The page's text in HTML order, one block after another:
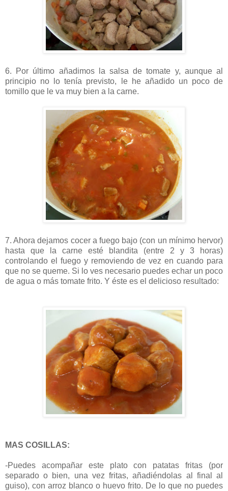
6. Por último añadimos la salsa de tomate y, aunque al
principio no lo tenía previsto, le he añadido un poco de
tomillo que le va muy bien a la carne.
7. Ahora dejamos cocer a fuego bajo (con un mínimo hervor)
hasta que la carne esté blandita (entre 2 y 3 horas)
controlando el fuego y removiendo de vez en cuando para
que no se queme. Si lo ves necesario puedes echar un poco
de agua o más tomate frito. Y éste es el delicioso resultado:
MAS COSILLAS:
-Puedes acompañar este plato con patatas fritas (por
separado o bien, una vez fritas, añadiéndolas al final al
guiso), con arroz blanco o huevo frito. De lo que no puedes